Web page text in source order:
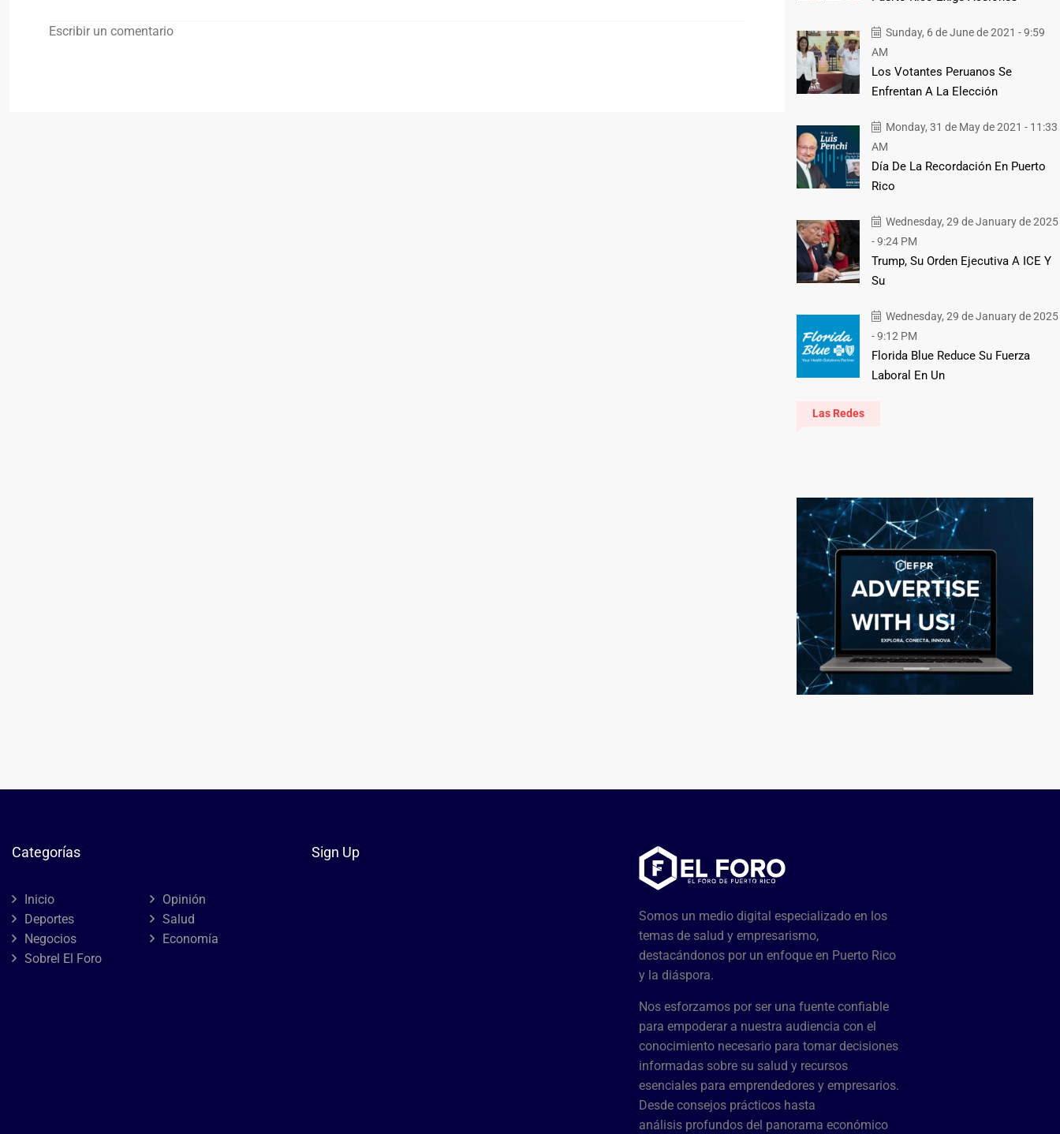
Escribir un comentario
Sunday, 6 de June de 2021 - 9:59
AM
Los Votantes Peruanos Se
Enfrentan A La Elección
Monday, 31 de May de 2021 - 11:33
AM
Día De La Recordación En Puerto
Rico
Wednesday, 29 de January de 2025
- 9:24 PM
Trump, Su Orden Ejecutiva A ICE Y
Su
Wednesday, 29 de January de 2025
- 9:12 PM
Florida Blue Reduce Su Fuerza
Laboral En Un
Las Redes
Categorías
Inicio
Opinión
Deportes
Salud
Negocios
Economía
Sobrel El Foro
Sign Up
Somos un medio digital especializado en los
temas de salud y empresarismo,
destacándonos por un enfoque en Puerto Rico
y la diáspora.
Nos esforzamos por ser una fuente confiable
para empoderar a nuestra audiencia con el
conocimiento necesario para tomar decisiones
informadas sobre su salud y recursos
esenciales para emprendedores y empresarios.
Desde consejos prácticos hasta
análisis profundos del panorama económico